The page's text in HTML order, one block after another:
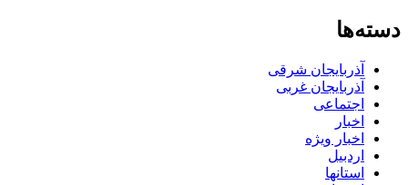
دسته‌ها
آذربایجان شرقی
آذربایجان غربی
اجتماعی
اخبار
اخبار ویژه
اردبیل
استانها